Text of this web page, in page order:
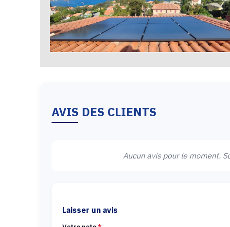
AVIS DES CLIENTS
Aucun avis pour le moment.
Laisser un avis